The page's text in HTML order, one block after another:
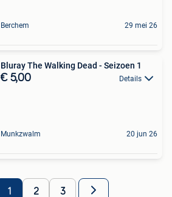
Berchem 29 mei 26
Bluray The Walking Dead - Seizoen 1
€ 5,00 Details
Munkzwalm 20 jun 26
1 2 3